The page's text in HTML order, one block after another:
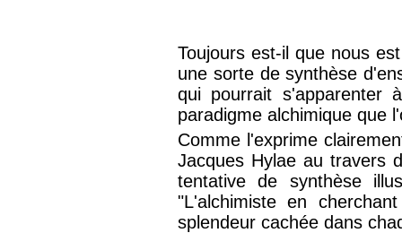
Toujours est-il que nous
une sorte de synthèse
qui pourrait
paradigme alchimique que
Comme l'exprime
Jacques Hylae au travers
tentative de synthèse
"L'alchimiste en
splendeur cachée dans